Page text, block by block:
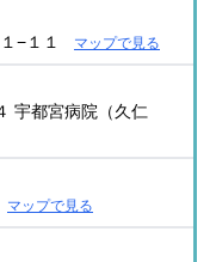
−１１ マップで見る
宇都宮病院（久仁
マップで見る